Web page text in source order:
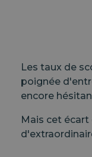
Les taux de
poignée
encore
Mais cet